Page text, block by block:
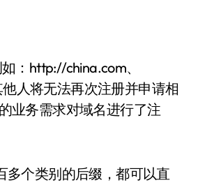
：http://china.com、
人将无法再次注册并申请相
业务需求对域名进行了注
多个类别的后缀，都可以直